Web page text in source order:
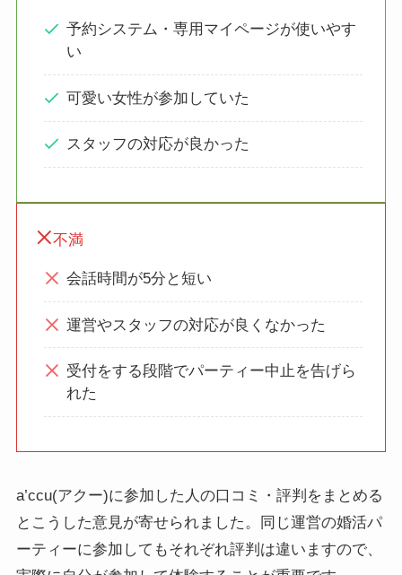
予約システム・専用マイページが使いやす
い
可愛い女性が参加していた
スタッフの対応が良かった
不満
会話時間が5分と短い
運営やスタッフの対応が良くなかった
受付をする段階でパーティー中止を告げら
れた
a’ccu(アクー)に参加した人の口コミ・評判をまとめる
とこうした意見が寄せられました。同じ運営の婚活パ
ーティーに参加してもそれぞれ評判は違いますので、